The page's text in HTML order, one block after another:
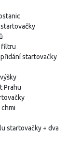
filtru
startovačky
Prahu
startovačky + dva